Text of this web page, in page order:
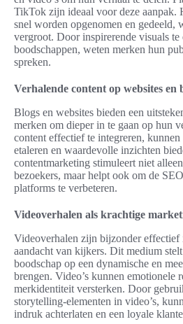
TikTok zijn ideaal voor deze aanpak.
snel worden opgenomen en gedeeld,
vergroot. Door inspirerende visuals te
boodschappen, weten merken hun
spreken.
Verhalende content op websites en
Blogs en websites bieden een
merken om dieper in te gaan op hun
content effectief te integreren,
etaleren en waardevolle inzichten
contentmarketing stimuleert niet
bezoekers, maar helpt ook om de
platforms te verbeteren.
Videoverhalen als krachtige
Videoverhalen zijn bijzonder effectief
aandacht van kijkers. Dit medium
boodschap op een dynamische en
brengen. Video’s kunnen emotionele
merkidentiteit versterken. Door
storytelling-elementen in video’s,
indruk achterlaten en een loyale